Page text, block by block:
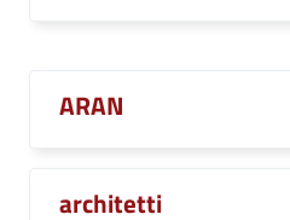
ARAN
architetti